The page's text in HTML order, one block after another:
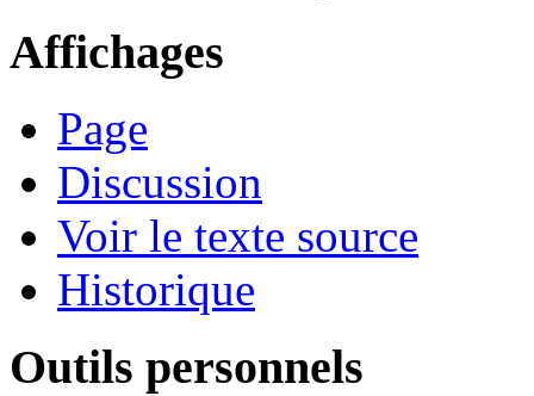
Affichages
Page
Discussion
Voir le texte source
Historique
Outils personnels